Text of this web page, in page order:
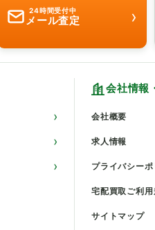
24時間受付中
メール査定 ›
会社情報
会社概要
求人情報
プライバシー
宅配買取ご利用
サイトマップ